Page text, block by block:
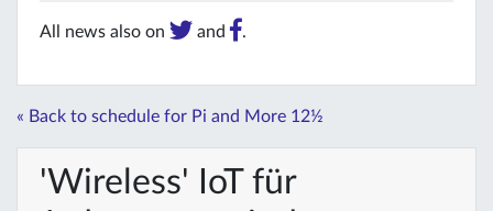
All news also on and .
« Back to schedule for Pi and More 12½
'Wireless' IoT für